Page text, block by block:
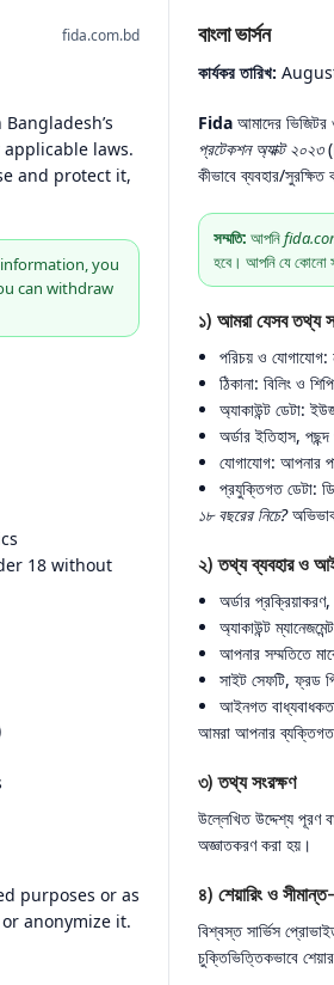
fida.com.bd
applicable laws.
and protect it,
you
can withdraw
18 without
purposes or as
anonymize it.
বাংলা ভার্সন
কার্যকর তারিখ:
Fida আমাদের ভিজিটর
প্রটেকশন অ্যাক্ট ২০২৩
কীভাবে ব্যবহার/
সম্মতি: আপনি
হবে। আপনি যে কোনো
১) আমরা যেসব তথ্য
পরিচয় ও
ঠিকানা: বিলিং ও
অ্যাকাউন্ট ডেটা:
অর্ডার ইতিহাস,
যোগাযোগ: আপনার
প্রযুক্তিগত ডেটা:
১৮ বছরের নিচে?
২) তথ্য ব্যবহার ও
অর্ডার প্রক্রিয়াকরণ,
অ্যাকাউন্ট
আপনার সম্মতিতে
সাইট সেফটি, ফ্রড
আইনগত
আমরা আপনার
৩) তথ্য সংরক্ষণ
উল্লেখিত উদ্দেশ্য পূরণ
অজ্ঞাতকরণ করা হয়।
৪) শেয়ারিং ও
বিশ্বস্ত সার্ভিস
চুক্তিভিত্তিকভাবে